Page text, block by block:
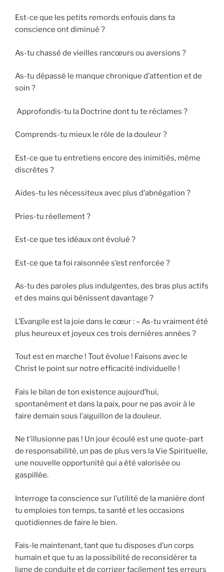
Est-ce que les petits remords enfouis dans ta
conscience ont diminué ?
As-tu chassé de vieilles rancœurs ou aversions ?
As-tu dépassé le manque chronique d’attention et de
soin ?
Approfondis-tu la Doctrine dont tu te réclames ?
Comprends-tu mieux le rôle de la douleur ?
Est-ce que tu entretiens encore des inimitiés, même
discrètes ?
Aides-tu les nécessiteux avec plus d’abnégation ?
Pries-tu réellement ?
Est-ce que tes idéaux ont évolué ?
Est-ce que ta foi raisonnée s’est renforcée ?
As-tu des paroles plus indulgentes, des bras plus actifs
et des mains qui bénissent davantage ?
L’Evangile est la joie dans le cœur : – As-tu vraiment été
plus heureux et joyeux ces trois dernières années ?
Tout est en marche ! Tout évolue ! Faisons avec le
Christ le point sur notre efficacité individuelle !
Fais le bilan de ton existence aujourd’hui,
spontanément et dans la paix, pour ne pas avoir à le
faire demain sous l’aiguillon de la douleur.
Ne t’illusionne pas ! Un jour écoulé est une quote-part
de responsabilité, un pas de plus vers la Vie Spirituelle,
une nouvelle opportunité qui a été valorisée ou
gaspillée.
Interroge ta conscience sur l’utilité de la manière dont
tu emploies ton temps, ta santé et les occasions
quotidiennes de faire le bien.
Fais-le maintenant, tant que tu disposes d’un corps
humain et que tu as la possibilité de reconsidérer ta
ligne de conduite et de corriger facilement tes erreurs